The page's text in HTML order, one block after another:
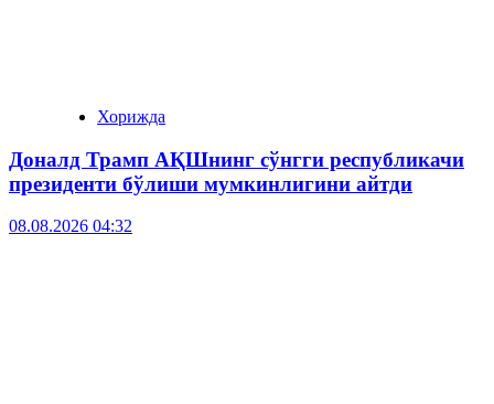
Хорижда
Доналд Трамп АҚШнинг сўнгги республикачи
президенти бўлиши мумкинлигини айтди
08.08.2026 04:32